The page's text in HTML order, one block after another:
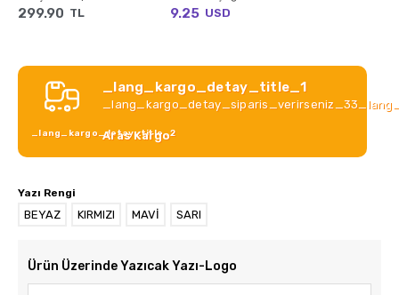
299.90 TL 9.25 USD
_lang_kargo_detay_title_1
_lang_kargo_detay_title_2
Aras Kargo
Yazı Rengi
BEYAZ KIRMIZI MAVİ SARI
Ürün Üzerinde Yazıcak Yazı-Logo